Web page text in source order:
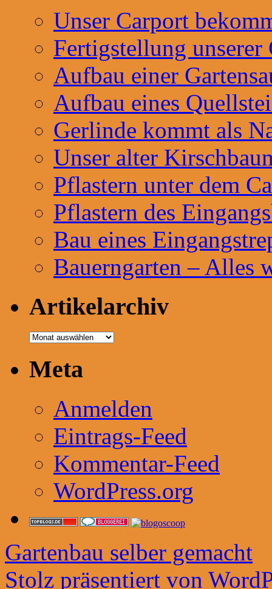
Unser Carport
Fertigstellung unserer
Aufbau einer
Aufbau eines
Gerlinde kommt als
Unser alter
Pflastern unter dem
Pflastern des
Bau eines
Bauerngarten – Alles
Artikelarchiv
Artikelarchiv
Meta
Anmelden
Eintrags-Feed
Kommentar-Feed
WordPress.org
Gartenbau selber gemacht
Stolz präsentiert von